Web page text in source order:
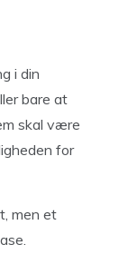
i din
bare at
skal være
for
men et